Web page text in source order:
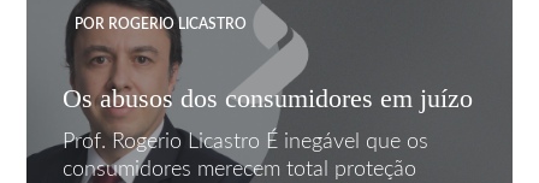
POR ROGERIO LICASTRO
Os abusos dos consumidores em juízo
Prof. Rogerio Licastro É inegável que os
consumidores merecem total proteção